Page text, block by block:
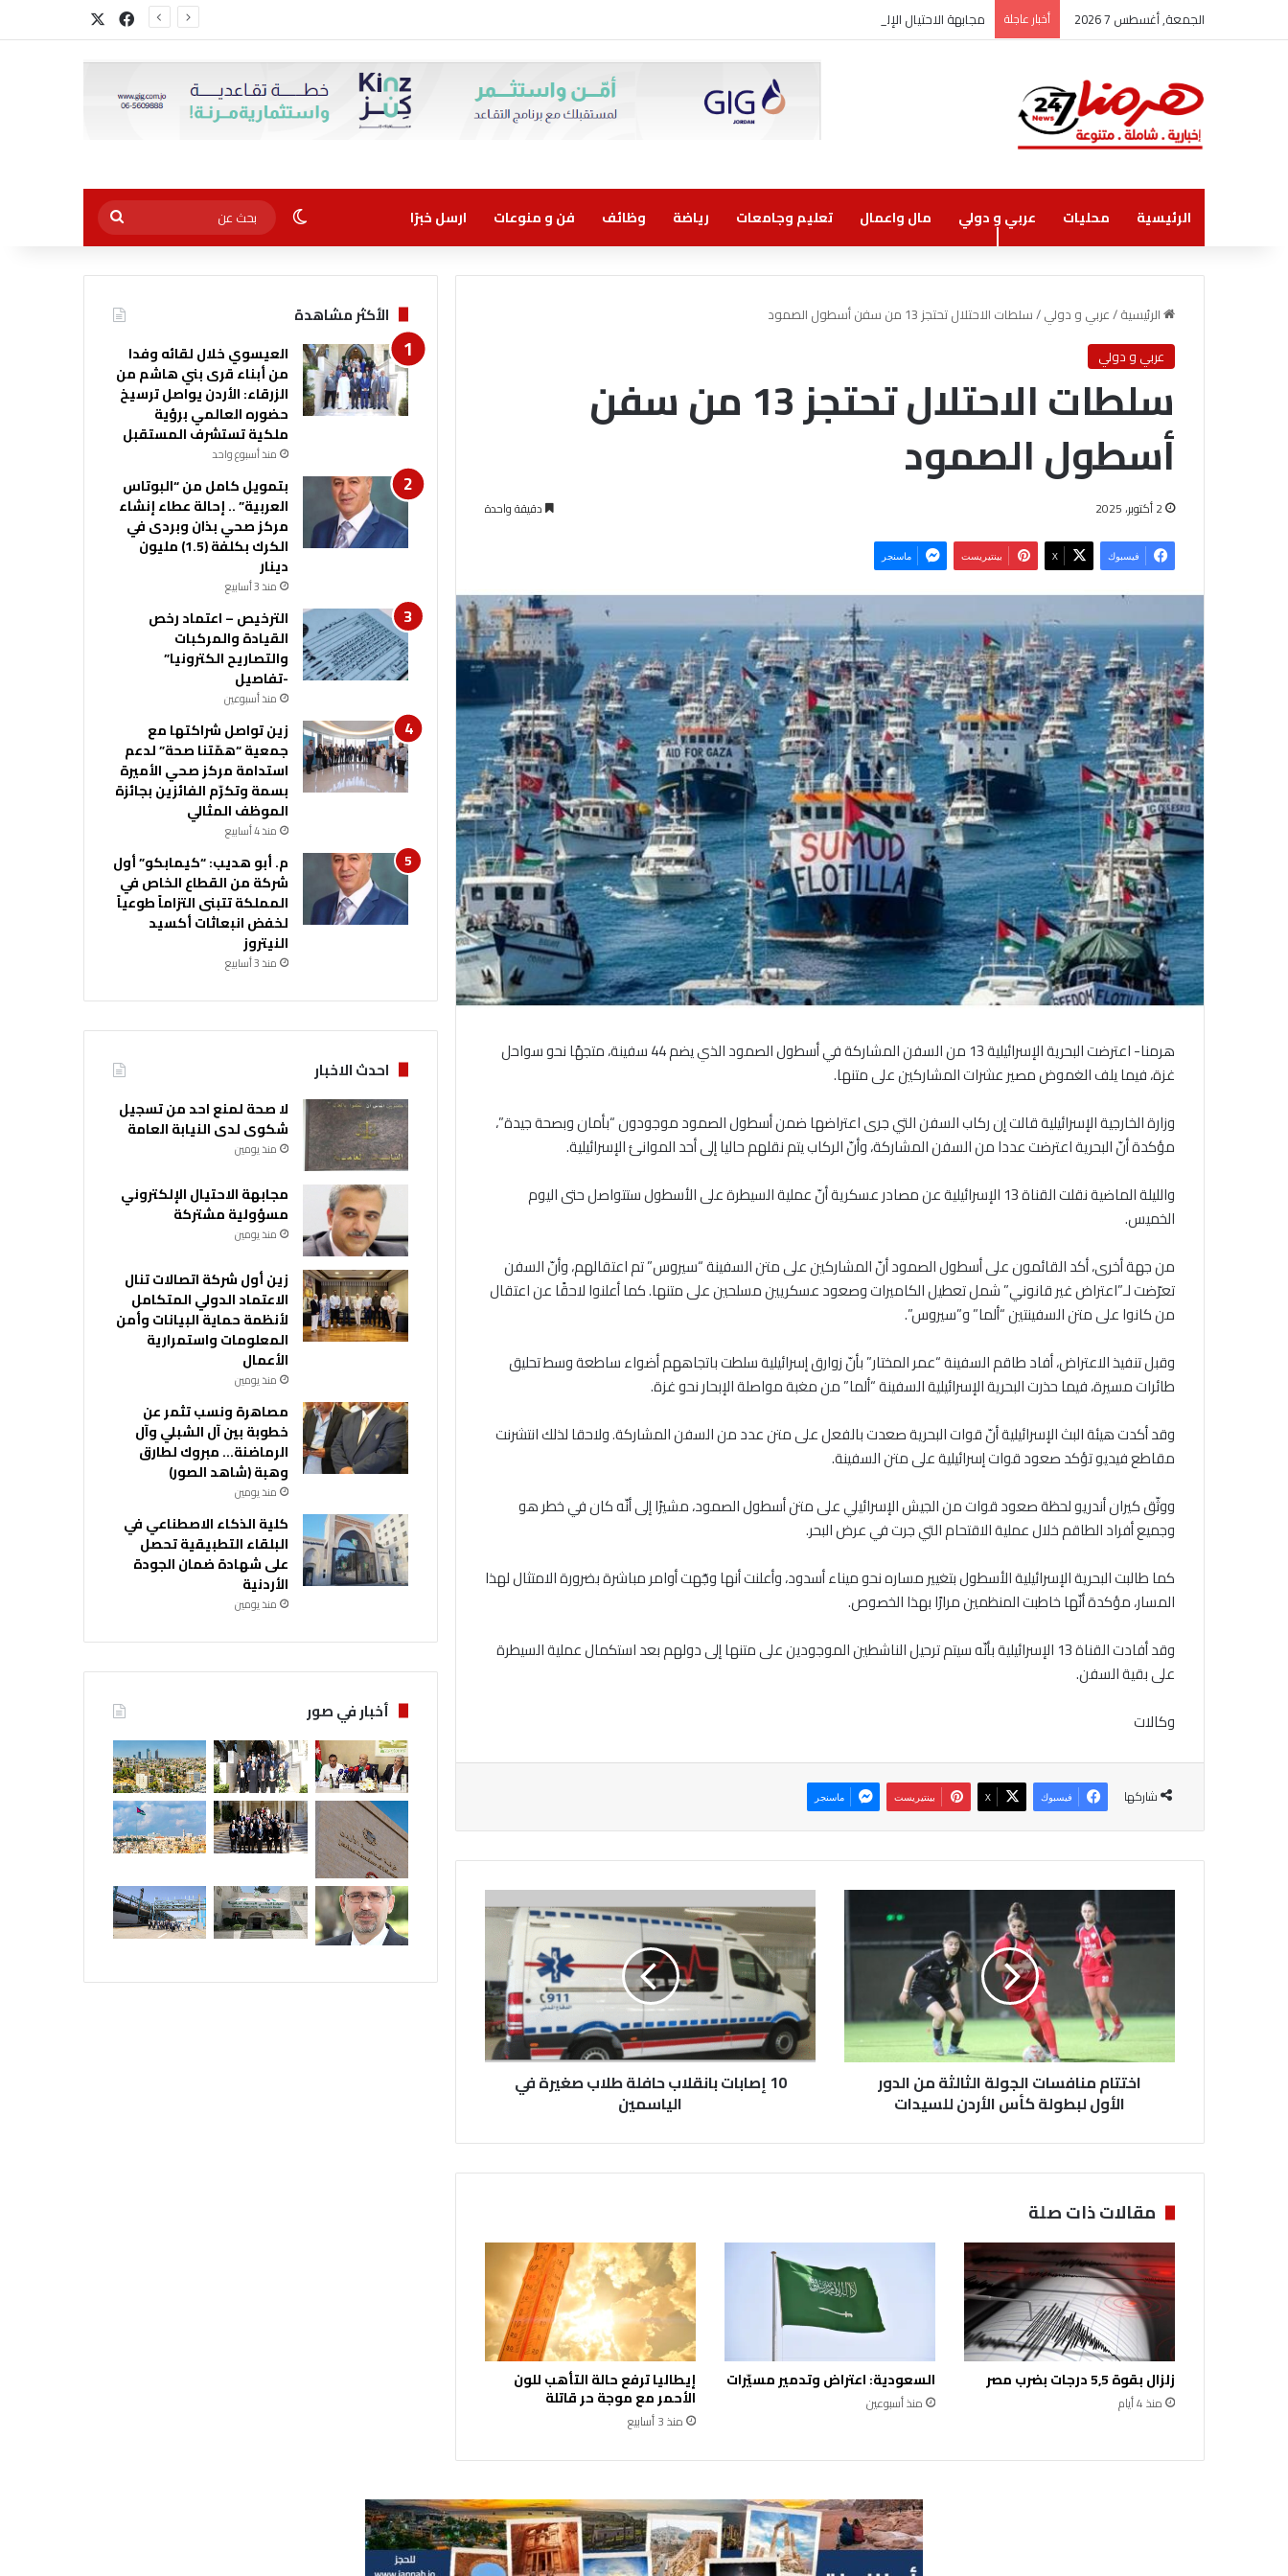
الجمعة, أغسطس 7 2026 أخبار عاجلة مجابهة الاحتيال الإلكتروني مسؤولية مشتركة فيسبوك
الرئيسية محليات عربي و دولي مال واعمال تعليم وجامعات رياضة وظائف فن و منوعات ارسل خبرًا الوضع المظلم
بحث
عن
الرئيسية/عربي و دولي/سلطات الاحتلال تحتجز 13 من سفن أسطول الصمود
عربي و دولي
سلطات الاحتلال تحتجز 13 من سفن
أسطول الصمود
2 أكتوبر، 2025 دقيقة واحدة
فيسبوك ‫X بينتيريست ماسنجر
هرمنا- اعترضت البحرية الإسرائيلية 13 من السفن المشاركة في أسطول الصمود الذي يضم 44 سفينة، متجهًا نحو سواحل
غزة، فيما يلف الغموض مصير عشرات المشاركين على متنها.
وزارة الخارجية الإسرائيلية قالت إن ركاب السفن التي جرى اعتراضها ضمن أسطول الصمود موجودون “بأمان وبصحة جيدة”،
مؤكدة أنّ البحرية اعترضت عددا من السفن المشاركة، وأنّ الركاب يتم نقلهم حاليا إلى أحد الموانئ الإسرائيلية.
والليلة الماضية نقلت القناة 13 الإسرائيلية عن مصادر عسكرية أنّ عملية السيطرة على الأسطول ستتواصل حتى اليوم
الخميس.
من جهة أخرى، أكد القائمون على أسطول الصمود أنّ المشاركين على متن السفينة “سيروس” تم اعتقالهم، وأنّ السفن
تعرّضت لـ”اعتراض غير قانوني” شمل تعطيل الكاميرات وصعود عسكريين مسلحين على متنها. كما أعلنوا لاحقًا عن اعتقال
من كانوا على متن السفينتين “ألما” و”سيروس”.
وقبل تنفيذ الاعتراض، أفاد طاقم السفينة “عمر المختار” بأنّ زوارق إسرائيلية سلطت باتجاههم أضواء ساطعة وسط تحليق
طائرات مسيرة، فيما حذرت البحرية الإسرائيلية السفينة “ألما” من مغبة مواصلة الإبحار نحو غزة.
وقد أكدت هيئة البث الإسرائيلية أنّ قوات البحرية صعدت بالفعل على متن عدد من السفن المشاركة. ولاحقا لذلك انتشرنت
مقاطع فيديو تؤكد صعود قوات إسرائيلية على متن السفينة.
ووثّق كيران أندريو لحظة صعود قوات من الجيش الإسرائيلي على متن أسطول الصمود، مشيرًا إلى أنّه كان في خطر هو
وجميع أفراد الطاقم خلال عملية الاقتحام التي جرت في عرض البحر.
كما طالبت البحرية الإسرائيلية الأسطول بتغيير مساره نحو ميناء أسدود، وأعلنت أنها وجّهت أوامر مباشرة بضرورة الامتثال لهذا
المسار، مؤكدة أنّها خاطبت المنظمين مرارًا بهذا الخصوص.
وقد أفادت القناة 13 الإسرائيلية بأنّه سيتم ترحيل الناشطين الموجودين على متنها إلى دولهم بعد استكمال عملية السيطرة
على بقية السفن.
وكالات
شاركها فيسبوك ‫X بينتيريست ماسنجر
ت
م
ا
ت
ل
ج
و
ل
ة
ا
ل
ا
ل
ث
ة
ا
اختتام منافسات الجولة الثالثة من الدور
الأول لبطولة كأس الأردن للسيدات
0
إ
ص
ا
ت
ب
ل
ب
ف
ل
ة
ل
ب
ص
ة
ي
ا
ل
ي
10 إصابات بانقلاب حافلة طلاب صغيرة في
الياسمين
مقالات ذات صلة
زلزال بقوة 5,5 درجات بضرب مصر
منذ 4 أيام
السعودية: اعتراض وتدمير مسيّرات
منذ أسبوعين
إيطاليا ترفع حالة التأهب للون
الأحمر مع موجة حر قاتلة
منذ 3 أسابيع
الأكثر مشاهدة
العيسوي خلال لقائه وفدا
من أبناء قرى بني هاشم من
الزرقاء: الأردن يواصل ترسيخ
حضوره العالمي برؤية
ملكية تستشرف المستقبل
منذ أسبوع واحد
بتمويل كامل من “البوتاس
العربية” .. إحالة عطاء إنشاء
مركز صحي بذان وبردى في
الكرك بكلفة (1.5) مليون
دينار
منذ 3 أسابيع
الترخيص – اعتماد رخص
القيادة والمركبات
والتصاريح الكترونيا”
-تفاصيل
منذ أسبوعين
زين تواصل شراكتها مع
جمعية “همّتنا صحة” لدعم
استدامة مركز صحي الأميرة
بسمة وتكرّم الفائزين بجائزة
الموظف المثالي
منذ 4 أسابيع
م. أبو هديب: “كيمابكو” أول
شركة من القطاع الخاص في
المملكة تتبنى التزاماً طوعياً
لخفض انبعاثات أكسيد
النيتروز
منذ 3 أسابيع
احدث الاخبار
لا صحة لمنع احد من تسجيل
شكوى لدى النيابة العامة
منذ يومين
مجابهة الاحتيال الإلكتروني
مسؤولية مشتركة
منذ يومين
زين أول شركة اتصالات تنال
الاعتماد الدولي المتكامل
لأنظمة حماية البيانات وأمن
المعلومات واستمرارية
الأعمال
منذ يومين
مصاهرة ونسب تثمر عن
خطوبة بين آل الشبلي وآل
الرماضنة… مبروك لطارق
وهبة (شاهد الصور)
منذ يومين
كلية الذكاء الاصطناعي في
البلقاء التطبيقية تحصل
على شهادة ضمان الجودة
الأردنية
منذ يومين
أخبار في صور